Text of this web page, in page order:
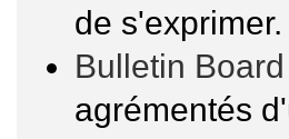
de s'exprimer.
Bulletin
agrémentés